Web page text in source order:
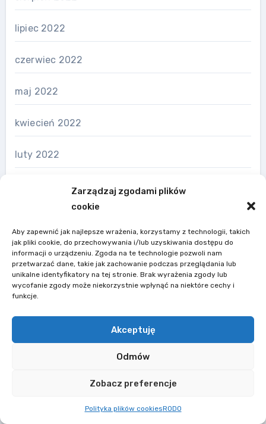
Zarządzaj zgodami plików
cookie
Aby zapewnić jak najlepsze wrażenia, korzystamy z technologii, takich
jak pliki cookie, do przechowywania i/lub uzyskiwania dostępu do
informacji o urządzeniu. Zgoda na te technologie pozwoli nam
przetwarzać dane, takie jak zachowanie podczas przeglądania lub
unikalne identyfikatory na tej stronie. Brak wyrażenia zgody lub
wycofanie zgody może niekorzystnie wpłynąć na niektóre cechy i
funkcje.
Akceptuję
Odmów
Zobacz preferencje
Polityka plików cookiesRODO
lipiec 2022
czerwiec 2022
maj 2022
kwiecień 2022
luty 2022
styczeń 2022
listopad 2021
sierpień 2021
styczeń 2017